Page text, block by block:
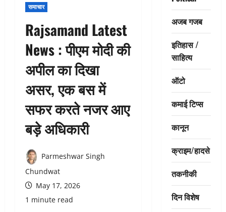
समाचार
Rajsamand Latest
News : पीएम मोदी की
अपील का दिखा
असर, एक बस में
सफर करते नजर आए
बड़े अधिकारी
Parmeshwar Singh
Chundwat
May 17, 2026
1 minute read
अजब गजब
इतिहास /
साहित्य
ऑटो
कमाई टिप्स
कानून
क्राइम/हादसे
तकनीकी
दिन विशेष